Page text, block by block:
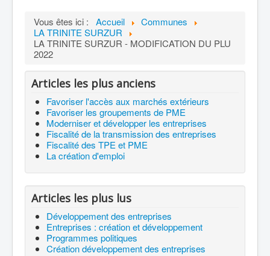
Vous êtes ici : Accueil
Communes
LA TRINITE SURZUR
LA TRINITE SURZUR - MODIFICATION DU PLU
2022
Articles les plus anciens
Favoriser l'accès aux marchés extérieurs
Favoriser les groupements de PME
Moderniser et développer les entreprises
Fiscalité de la transmission des entreprises
Fiscalité des TPE et PME
La création d'emploi
Articles les plus lus
Développement des entreprises
Entreprises : création et développement
Programmes politiques
Création développement des entreprises